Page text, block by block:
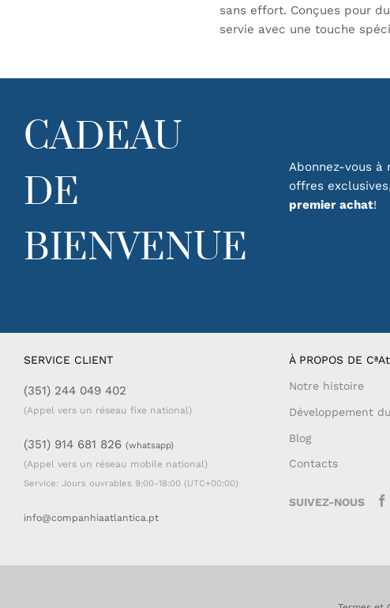
sans effort. Conçues pour
servie avec une touche
CADEAU
DE
BIENVENUE
Abonnez-vous
offres
premier achat!
SERVICE CLIENT
(351) 244 049 402
(Appel vers un réseau fixe national)
(351) 914 681 826 (whatsapp)
(Appel vers un réseau mobile national)
Service: Jours ouvrables 9:00-18:00 (UTC+00:00)
info@companhiaatlantica.pt
À PROPOS DE
Notre histoire
Développement
Blog
Contacts
SUIVEZ-NOUS